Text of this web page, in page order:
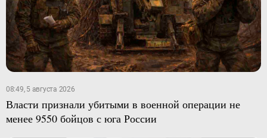
08:49, 5 августа 2026
Власти признали убитыми в военной операции не
менее 9550 бойцов с юга России